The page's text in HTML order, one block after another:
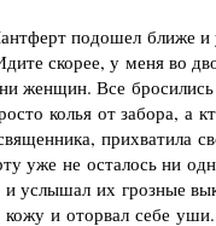
подошел ближе и
скорее, у меня во
женщин. Все
колья от забора, а
прихватила
уже не осталось ни
услышал их грозные
и оторвал себе